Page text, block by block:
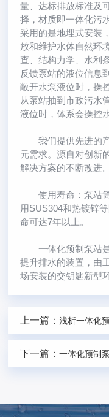
量、达标排放标准及
择，材质即一体化污
采用的是地埋式安装
放和维护水体自然环
查、结构力学、水利
反馈泵站的液位信息
敞开水泵液位时，操
从泵站抽到市政污水
液位时，体系会操控
我们提供先进的产
元需求。源自对创新
解决方案的不断改进。
使用寿命：泵站筒
用SUS304和热镀锌
命可达7年以上。
一体化预制泵站是
提升排水的装置，由
场安装的交钥匙新型
上一篇：浅析一体化
下一篇：一体化预制